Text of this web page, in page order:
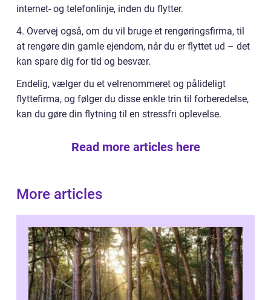
internet- og telefonlinje, inden du flytter.
4. Overvej også, om du vil bruge et rengøringsfirma, til
at rengøre din gamle ejendom, når du er flyttet ud – det
kan spare dig for tid og besvær.
Endelig, vælger du et velrenommeret og pålideligt
flyttefirma, og følger du disse enkle trin til forberedelse,
kan du gøre din flytning til en stressfri oplevelse.
Read more articles here
More articles